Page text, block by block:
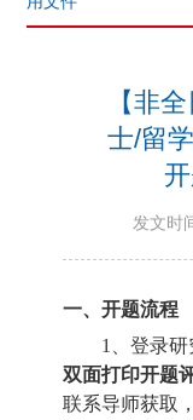
【非
士/留
发文时
一、开题流程
1、登录
双面打印开题
联系导师获取